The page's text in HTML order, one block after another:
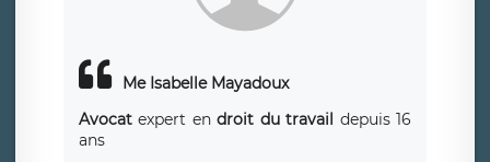
Me Isabelle Mayadoux
Avocat expert endroit du travail depuis 16
ans